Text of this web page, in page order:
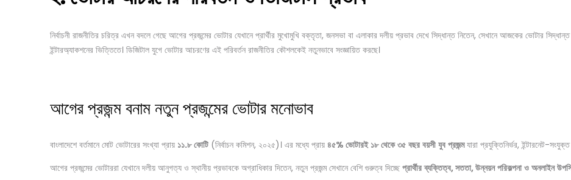
নির্বাচনী রাজনীতির চরিত্র এখন বদলে গেছে আগের প্রজন্মের ভোটার যেখানে প্রার্থীর মুখোমুখি বক্তৃতা, জনসভা বা এলাকার দলীয় প্রভাব দেখে সিদ্ধান্ত নিতেন, সেখানে আজকের ভোটার সিদ্ধান্ত
ইন্টারঅ্যাকশনের ভিত্তিতে। ডিজিটাল যুগে ভোটার আচরণের এই পরিবর্তন রাজনীতির কৌশলকেই নতুনভাবে সংজ্ঞায়িত করছে।
আগের প্রজন্ম বনাম নতুন প্রজন্মের ভোটার মনোভাব
বাংলাদেশে বর্তমানে মোট ভোটারের সংখ্যা প্রায় ১১.৮ কোটি(নির্বাচন কমিশন, ২০২৫)। এর মধ্যে প্রায় ৪৫% ভোটারই ১৮ থেকে ৩৫ বছর বয়সী যুব প্রজন্মযারা প্রযুক্তিনির্ভর, ইন্টারনেট-সংযুক্ত
আগের প্রজন্মের ভোটাররা যেখানে দলীয় আনুগত্য ও স্থানীয় প্রভাবকে অগ্রাধিকার দিতেন, নতুন প্রজন্ম সেখানে বেশি গুরুত্ব দিচ্ছেপ্রার্থীর ব্যক্তিত্ব,সততা,উন্নয়ন পরিকল্পনা ও অনলাইন